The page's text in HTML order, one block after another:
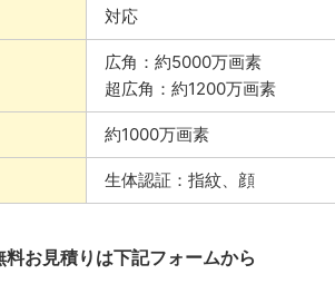
対応
広角：約5000万画素
超広角：約1200万画素
約1000万画素
生体認証：指紋、顔
料お見積りは下記フォームから